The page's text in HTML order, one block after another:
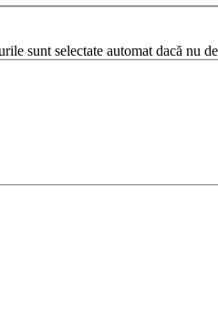
sunt selectate automat dacă nu